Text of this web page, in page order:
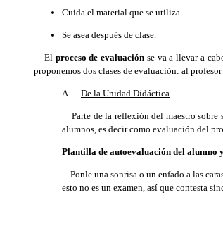
Cuida el material que se utiliza.
Se asea después de clase.
El proceso de evaluación se va a llevar a
proponemos dos clases de evaluación: al
A. De la Unidad Didáctica
Parte de la reflexión del maestro sobre
alumnos, es decir como evaluación del
Plantilla de autoevaluación del alumno
Ponle una sonrisa o un enfado a las
esto no es un examen, así que contesta